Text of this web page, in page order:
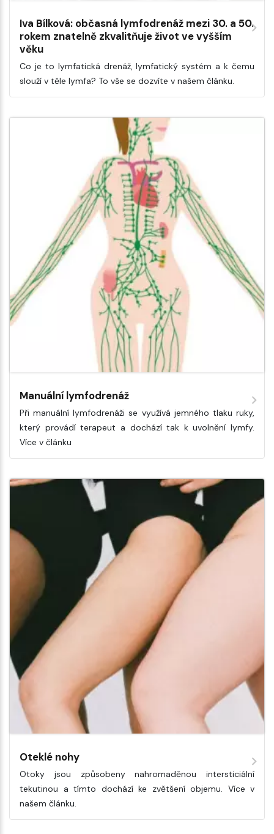
Iva Bílková: občasná lymfodrenáž mezi 30. a 50.
rokem znatelně zkvalitňuje život ve vyšším
věku
Co je to lymfatická drenáž, lymfatický systém a k čemu
slouží v těle lymfa? To vše se dozvíte v našem článku.
Manuální lymfodrenáž
Při manuální lymfodrenáži se využívá jemného tlaku ruky,
který provádí terapeut a dochází tak k uvolnění lymfy.
Více v článku
Oteklé nohy
Otoky jsou způsobeny nahromaděnou intersticiální
tekutinou a tímto dochází ke zvětšení objemu. Více v
našem článku.